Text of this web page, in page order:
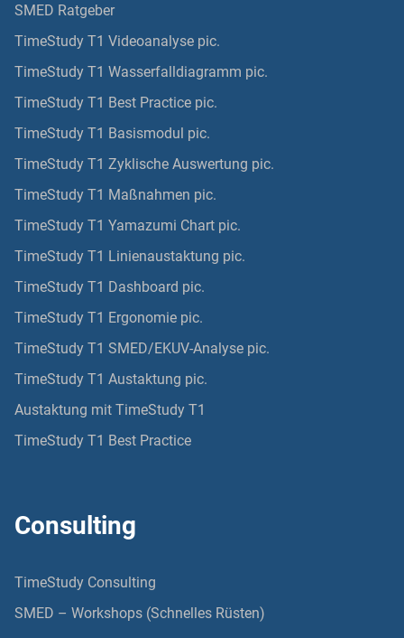
SMED Ratgeber
TimeStudy T1 Videoanalyse pic.
TimeStudy T1 Wasserfalldiagramm pic.
TimeStudy T1 Best Practice pic.
TimeStudy T1 Basismodul pic.
TimeStudy T1 Zyklische Auswertung pic.
TimeStudy T1 Maßnahmen pic.
TimeStudy T1 Yamazumi Chart pic.
TimeStudy T1 Linienaustaktung pic.
TimeStudy T1 Dashboard pic.
TimeStudy T1 Ergonomie pic.
TimeStudy T1 SMED/EKUV-Analyse pic.
TimeStudy T1 Austaktung pic.
Austaktung mit TimeStudy T1
TimeStudy T1 Best Practice
Consulting
TimeStudy Consulting
SMED – Workshops (Schnelles Rüsten)